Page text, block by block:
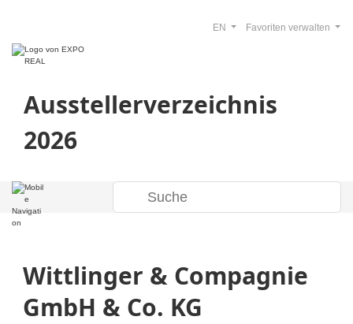
Ausstellerverzeichnis
2026
Favoriten verwalten
EN
Wittlinger & Compagnie
GmbH & Co. KG